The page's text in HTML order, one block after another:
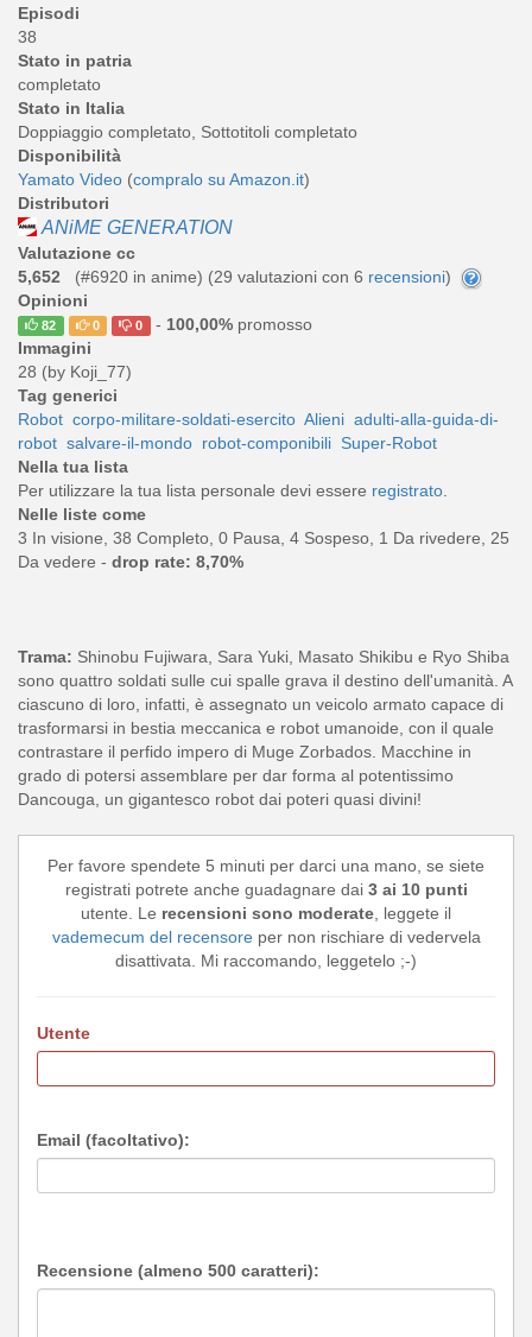
Episodi
38
Stato in patria
completato
Stato in Italia
Doppiaggio completato, Sottotitoli completato
Disponibilità
Yamato Video (compralo su Amazon.it)
Distributori
ANiME GENERATION
Valutazione cc
5,652
(#6920 in anime) (29 valutazioni con 6 recensioni)
Opinioni
82 0 0 - 100,00%promosso
Immagini
28 (by Koji_77)
Tag generici
Robot corpo-militare-soldati-esercito Alieni adulti-alla-guida-di-
robot salvare-il-mondo robot-componibili Super-Robot
Nella tua lista
Per utilizzare la tua lista personale devi essere registrato.
Nelle liste come
3 In visione, 38 Completo, 0 Pausa, 4 Sospeso, 1 Da rivedere, 25
Da vedere - drop rate: 8,70%
Trama: Shinobu Fujiwara, Sara Yuki, Masato Shikibu e Ryo Shiba
sono quattro soldati sulle cui spalle grava il destino dell'umanità. A
ciascuno di loro, infatti, è assegnato un veicolo armato capace di
trasformarsi in bestia meccanica e robot umanoide, con il quale
contrastare il perfido impero di Muge Zorbados. Macchine in
grado di potersi assemblare per dar forma al potentissimo
Dancouga, un gigantesco robot dai poteri quasi divini!
Per favore spendete 5 minuti per darci una mano, se siete
registrati potrete anche guadagnare dai 3 ai 10 punti
utente. Le recensioni sono moderate, leggete il
vademecum del recensoreper non rischiare di vedervela
disattivata. Mi raccomando, leggetelo ;-)
Utente
Email (facoltativo):
Recensione (almeno 500 caratteri):